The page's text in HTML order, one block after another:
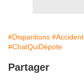
#Disparitions #Accident
#ChatQuiDépote
Partager